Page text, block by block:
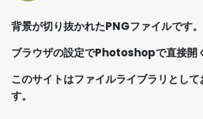
背景が切り抜かれたPNGファイルです。
ブラウザの設定でPhotoshopで直接開
このサイトはファイルライブラリとし
す。